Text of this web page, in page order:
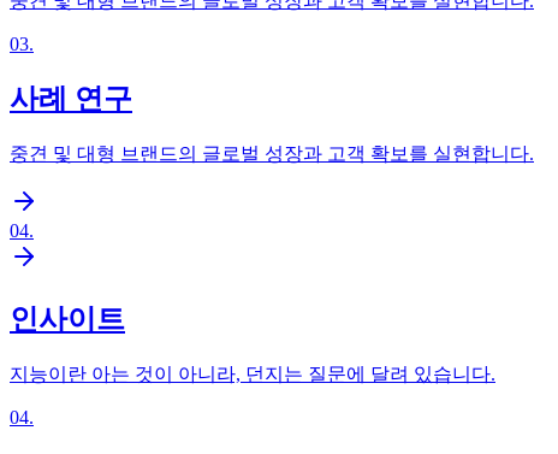
03.
사례 연구
중견 및 대형 브랜드의 글로벌 성장과 고객 확보를 실현합니다.
04.
인사이트
지능이란 아는 것이 아니라, 던지는 질문에 달려 있습니다.
04.